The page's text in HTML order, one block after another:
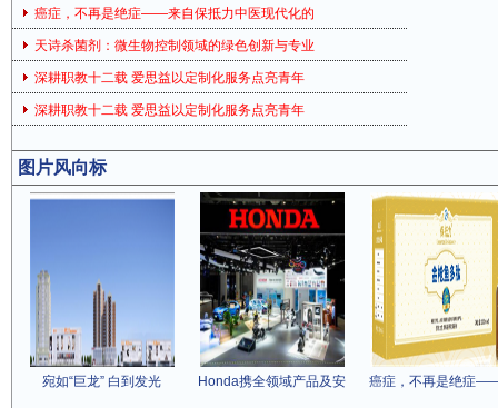
癌症，不再是绝症——来自保抵力中医现代化的
天诗杀菌剂：微生物控制领域的绿色创新与专业
深耕职教十二载 爱思益以定制化服务点亮青年
深耕职教十二载 爱思益以定制化服务点亮青年
图片风向标
宛如“巨龙” 白到发光 Honda携全领域产品及安 癌症，不再是绝症